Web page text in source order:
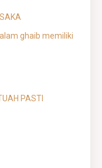
ghaib memiliki
PASTI